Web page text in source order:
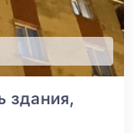
здания,